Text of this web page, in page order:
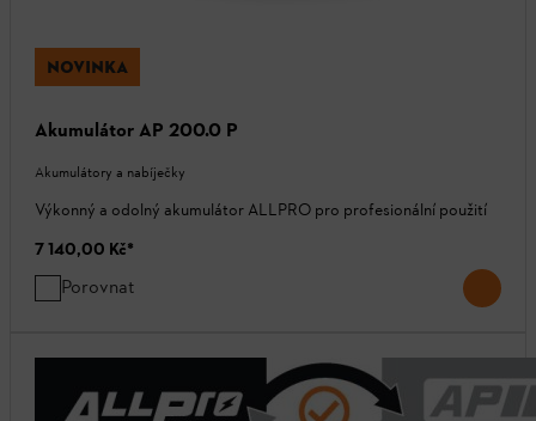
NOVINKA
Akumulátor AP 200.0 P
Akumulátory a nabíječky
Výkonný a odolný akumulátor ALLPRO pro profesionální použití
7 140,00 Kč*
Porovnat